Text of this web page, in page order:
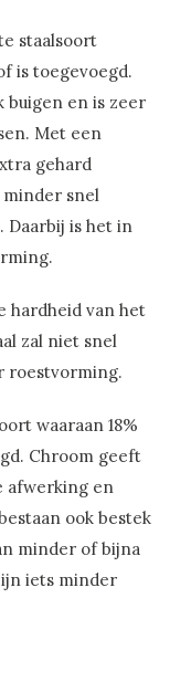
staalsoort
is toegevoegd.
buigen en is zeer
Met een
gehard
minder snel
Daarbij is het in
hardheid van het
zal niet snel
roestvorming.
waaraan 18%
Chroom geeft
afwerking en
ook bestek
minder of bijna
iets minder